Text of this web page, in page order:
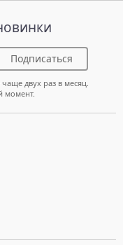
Подписаться
двух раз в месяц.
момент.